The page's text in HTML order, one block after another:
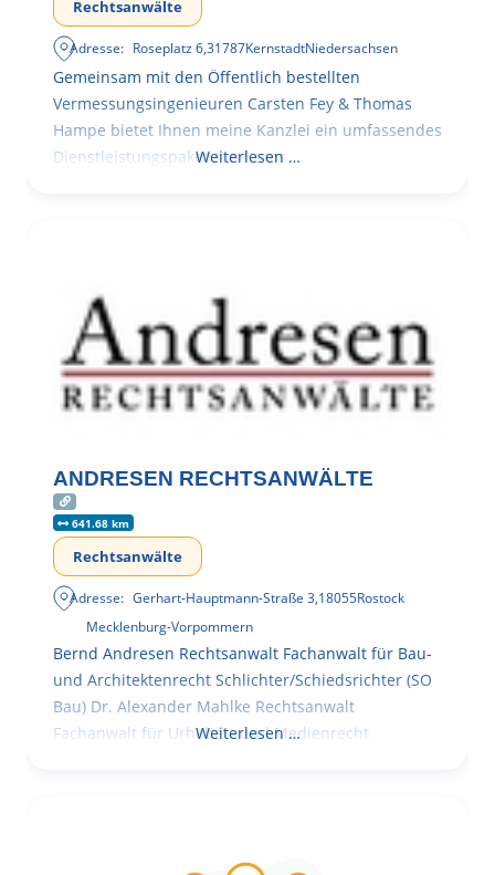
Rechtsanwälte
Adresse: Roseplatz 6,31787KernstadtNiedersachsen
Gemeinsam mit den Öffentlich bestellten
Vermessungsingenieuren Carsten Fey & Thomas
Hampe bietet Ihnen meine Kanzlei ein umfassendes
Dienstleistungspaket rund ums
Weiterlesen …
ANDRESEN RECHTSANWÄLTE
641.68 km
Rechtsanwälte
Adresse: Gerhart-Hauptmann-Straße 3,18055Rostock
Mecklenburg-Vorpommern
Bernd Andresen Rechtsanwalt Fachanwalt für Bau-
und Architektenrecht Schlichter/Schiedsrichter (SO
Bau) Dr. Alexander Mahlke Rechtsanwalt
Fachanwalt für Urheber- und Medienrecht
Weiterlesen …